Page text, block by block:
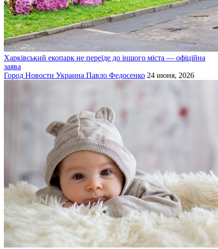
Харківський екопарк не переїде до іншого міста — офіційна
заява
Город Новости Украина Павло Федосенко 24 июня, 2026